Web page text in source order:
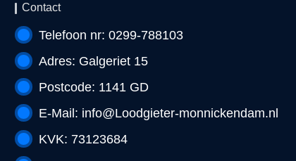
Contact
Telefoon nr: 0299-788103
Adres: Galgeriet 15
Postcode: 1141 GD
E-Mail: info@Loodgieter-monnickendam.nl
KVK: 73123684